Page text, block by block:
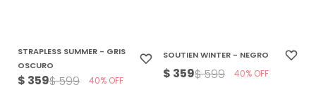
STRAPLESS SUMMER - GRIS
OSCURO
$ 359$599 40
SOUTIEN WINTER - NEGRO
$ 359$599 40